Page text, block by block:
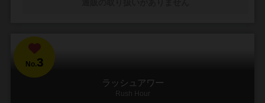
No.3
ラッシュアワー
Rush Hour